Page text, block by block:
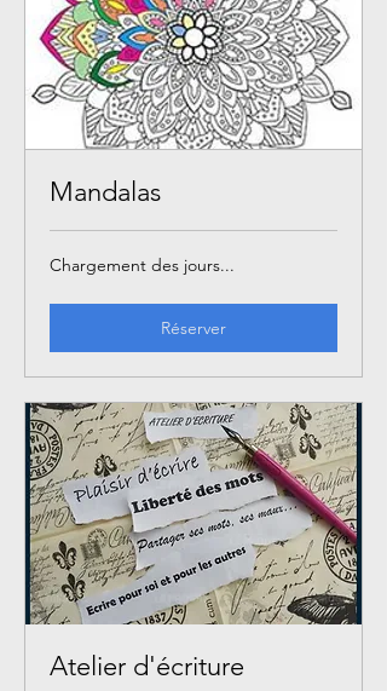
Mandalas
Chargement des jours...
Réserver
Atelier d'écriture